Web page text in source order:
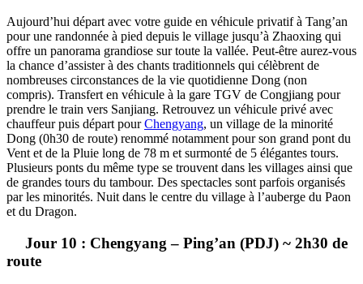
Aujourd’hui départ avec votre guide en véhicule privatif à Tang’an
pour une randonnée à pied depuis le village jusqu’à Zhaoxing qui
offre un panorama grandiose sur toute la vallée. Peut-être aurez-vous
la chance d’assister à des chants traditionnels qui célèbrent de
nombreuses circonstances de la vie quotidienne Dong (non
compris). Transfert en véhicule à la gare TGV de Congjiang pour
prendre le train vers Sanjiang. Retrouvez un véhicule privé avec
chauffeur puis départ pourChengyang, un village de la minorité
Dong (0h30 de route) renommé notamment pour son grand pont du
Vent et de la Pluie long de 78 m et surmonté de 5 élégantes tours.
Plusieurs ponts du même type se trouvent dans les villages ainsi que
de grandes tours du tambour. Des spectacles sont parfois organisés
par les minorités. Nuit dans le centre du village à l’auberge du Paon
et du Dragon.
Jour 10 : Chengyang – Ping’an (PDJ) ~ 2h30 de
route